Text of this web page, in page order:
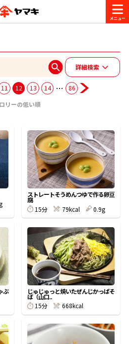
ヤマキ 割烹白だし
韓福善シリーズ
す
知る
詳細検索
11 12 13 14 …
86
リーの低い順
ストレートそうめんつゆで作る卵豆
腐
15分
79kcal 0.9g
ぶ じゅじゅっと焼いたぜんじかっぱそ
ば（山口..
15分
668kcal